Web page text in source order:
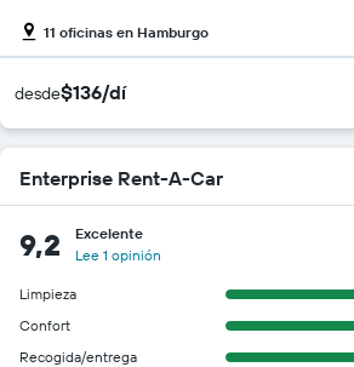
11 oficinas en Hamburgo
desde$136/dí
Enterprise Rent-A-Car
9,2
Excelente
Lee 1 opinión
Limpieza
Confort
Recogida/entrega